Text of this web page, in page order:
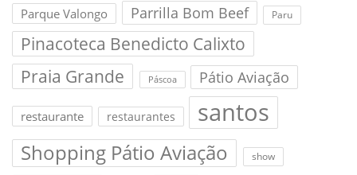
Parque Valongo Parrilla Bom Beef Paru
Pinacoteca Benedicto Calixto
Praia Grande
Páscoa Pátio Aviação
restaurante restaurantes santos
Shopping Pátio Aviação show